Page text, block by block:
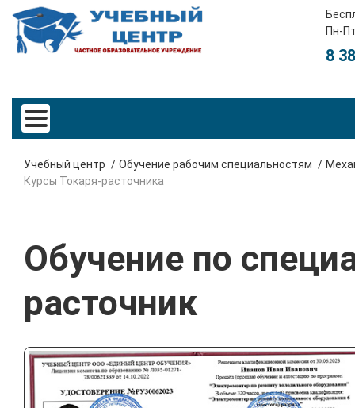
Пн-
8
Учебный центр Обучение рабочим специальностям
Курсы Токаря-расточника
Обучение по
расточник